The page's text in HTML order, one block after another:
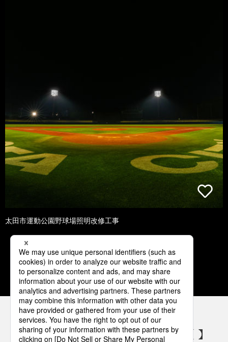
太田市運動公園野球場照明改修工事
1 2 3 4 5
パナソニックの電気設備 SNSアカウント